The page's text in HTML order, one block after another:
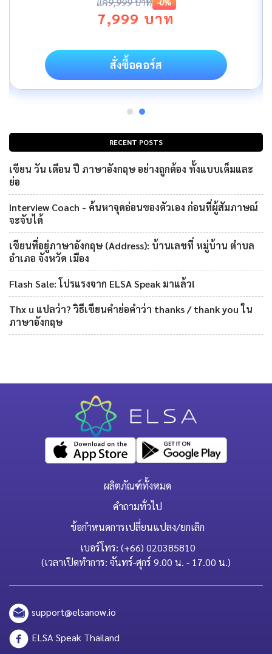
RECENT POSTS
เขียน วัน เดือน ปี ภาษาอังกฤษ อย่างถูกต้อง ทั้งแบบเต็มและ
ย่อ
Interview Coach - ค้นหาจุดอ่อนของตัวเอง ก่อนที่ผู้สัมภาษณ์
จะจับได้
เขียนที่อยู่ภาษาอังกฤษ (Address): บ้านเลขที่ หมู่บ้าน ตำบล
อำเภอ จังหวัด เมือง
Flash Sale: โปรแรงจาก ELSA Speak มาแล้ว!
Thx u แปลว่า? วิธีเขียนคำย่อคำว่า thanks / thank you ใน
ภาษาอังกฤษ
7,999 บาท
สั่งซื้อคอร์ส
ผลิตภัณฑ์ทั้งหมด
คำถามทั่วไป
ข้อกำหนดการเปลี่ยนแปลง/ยกเลิก
เบอร์โทร: (+66) 020385810
(เวลาเปิดทำการ: จันทร์-ศุกร์ 9.00 น. - 17.00 น.)
support@elsanow.io
ELSA Speak Thailand